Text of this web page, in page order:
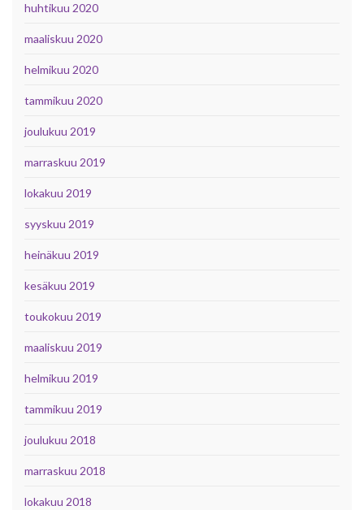
huhtikuu 2020
maaliskuu 2020
helmikuu 2020
tammikuu 2020
joulukuu 2019
marraskuu 2019
lokakuu 2019
syyskuu 2019
heinäkuu 2019
kesäkuu 2019
toukokuu 2019
maaliskuu 2019
helmikuu 2019
tammikuu 2019
joulukuu 2018
marraskuu 2018
lokakuu 2018